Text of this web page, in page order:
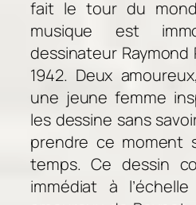
g
d
e
p
r
i
x
:
fait le tour du
musique est
dessinateur
1942. Deux
une jeune femme
les dessine sans
prendre ce moment
temps. Ce dessin
immédiat à